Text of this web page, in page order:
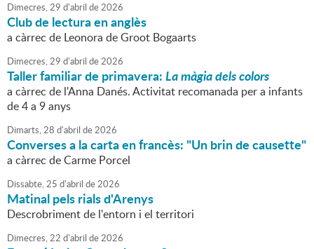
Dimecres,29 d'abril de2026
Club de lectura en anglès
a càrrec de Leonora de Groot Bogaarts
Dimecres,29 d'abril de2026
Taller familiar de primavera:La màgia dels colors
a càrrec de l'Anna Danés. Activitat recomanada per a infants
de 4 a 9 anys
Dimarts,28 d'abril de2026
Converses a la carta en francès: "Un brin de causette"
a càrrec de Carme Porcel
Dissabte,25 d'abril de2026
Matinal pels rials d'Arenys
Descrobriment de l'entorn i el territori
Dimecres,22 d'abril de2026